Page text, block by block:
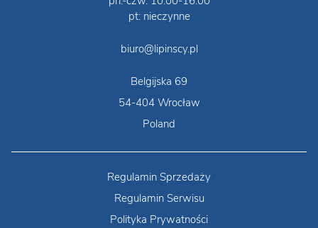
pt: nieczynne
biuro@lipinscy.pl
Belgijska 69
54-404 Wrocław
Poland
Regulamin Sprzedaży
Regulamin Serwisu
Polityka Prywatności